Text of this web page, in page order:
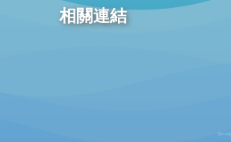
相關連結